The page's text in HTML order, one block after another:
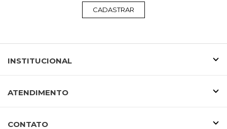
CADASTRAR
INSTITUCIONAL
ATENDIMENTO
CONTATO